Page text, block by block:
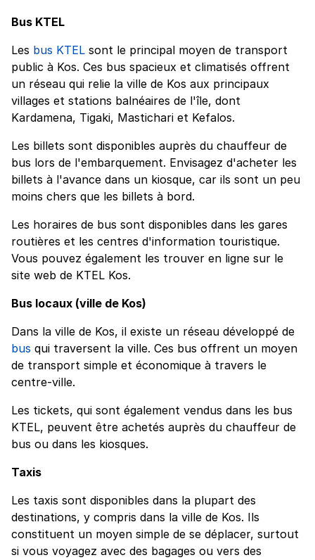
Bus KTEL
Les bus KTEL sont le principal moyen de transport
public à Kos. Ces bus spacieux et climatisés offrent
un réseau qui relie la ville de Kos aux principaux
villages et stations balnéaires de l'île, dont
Kardamena, Tigaki, Mastichari et Kefalos.
Les billets sont disponibles auprès du chauffeur de
bus lors de l'embarquement. Envisagez d'acheter les
billets à l'avance dans un kiosque, car ils sont un peu
moins chers que les billets à bord.
Les horaires de bus sont disponibles dans les gares
routières et les centres d'information touristique.
Vous pouvez également les trouver en ligne sur le
site web de KTEL Kos.
Bus locaux (ville de Kos)
Dans la ville de Kos, il existe un réseau développé de
bus qui traversent la ville. Ces bus offrent un moyen
de transport simple et économique à travers le
centre-ville.
Les tickets, qui sont également vendus dans les bus
KTEL, peuvent être achetés auprès du chauffeur de
bus ou dans les kiosques.
Taxis
Les taxis sont disponibles dans la plupart des
destinations, y compris dans la ville de Kos. Ils
constituent un moyen simple de se déplacer, surtout
si vous voyagez avec des bagages ou vers des